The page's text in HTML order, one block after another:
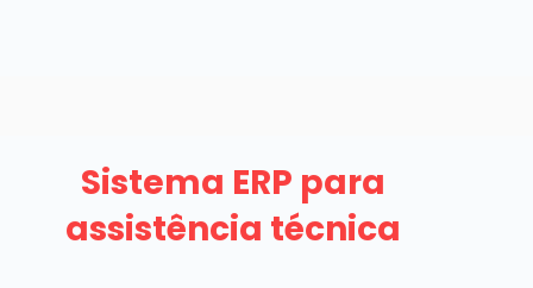
Sistema ERP para
assistência técnica